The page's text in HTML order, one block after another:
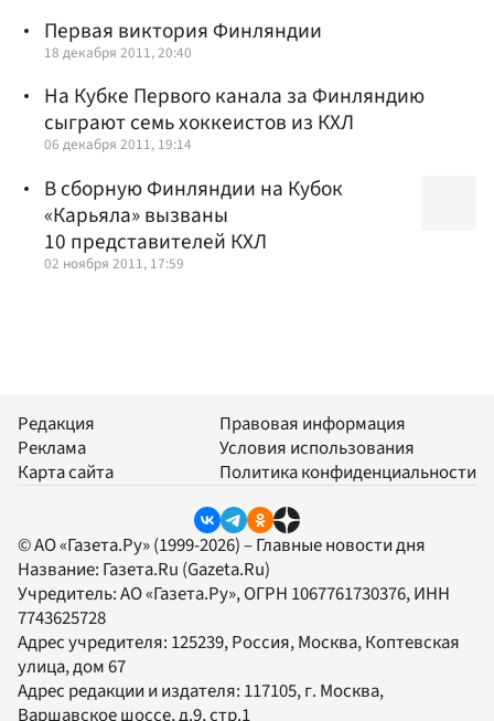
Первая виктория Финляндии
18 декабря 2011, 20:40
На Кубке Первого канала за Финляндию
сыграют семь хоккеистов из КХЛ
06 декабря 2011, 19:14
В сборную Финляндии на Кубок
«Карьяла» вызваны
10 представителей КХЛ
02 ноября 2011, 17:59
Редакция
Реклама
Карта сайта
Правовая информация
Условия использования
Политика конфиденциальности
© АО «Газета.Ру» (1999-2026) – Главные новости дня
Название: Газета.Ru (Gazeta.Ru)
Учредитель:АО «Газета.Ру», ОГРН 1067761730376, ИНН
7743625728
Адрес учредителя: 125239, Россия, Москва, Коптевская
улица, дом 67
Адрес редакции и издателя: 117105, г. Москва,